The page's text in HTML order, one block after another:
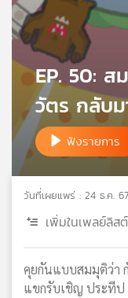
เครือ
ข่าย
วิทยุ
ไทย
บี
เอส
แผนที่
วิทยุ
EP. 50:
วัตร กลับม
ฟังรายการ
วันที่เผยแพร่ : 24 ธ.ค. 67
เพิ่มในเพลย์ลิสต์
คุยกันแบบสมมุติว่า
แขกรับเชิญ ประทีป